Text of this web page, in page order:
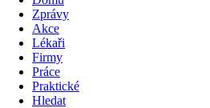
Zprávy
Akce
Lékaři
Firmy
Práce
Praktické
Hledat